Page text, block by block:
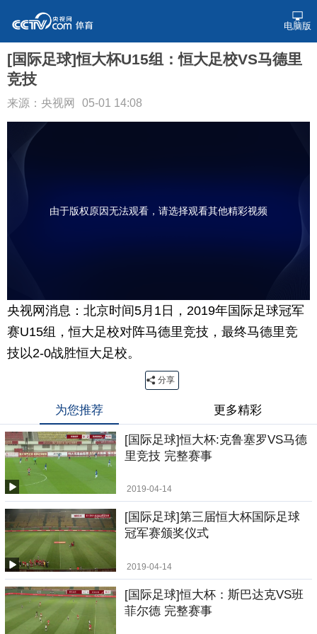
电脑版
[国际足球]恒大杯U15组：恒大足校VS马德里
竞技
来源：央视网 05-01 14:08
由于版权原因无法观看，请选择观看其他精彩视频
央视网消息：北京时间5月1日，2019年国际足球冠军
赛U15组，恒大足校对阵马德里竞技，最终马德里竞
技以2-0战胜恒大足校。
分享
为您推荐 更多精彩
[国际足球]恒大杯:克鲁塞罗VS马德
里竞技 完整赛事
2019-04-14
[国际足球]第三届恒大杯国际足球
冠军赛颁奖仪式
2019-04-14
[国际足球]恒大杯：斯巴达克VS班
菲尔德 完整赛事